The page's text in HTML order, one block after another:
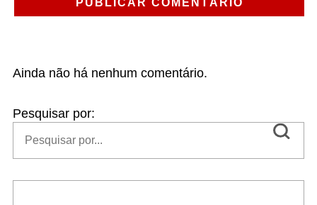
Ainda não há nenhum comentário.
Pesquisar por: